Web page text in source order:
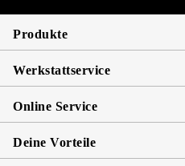
Produkte
Werkstattservice
Online Service
Deine Vorteile